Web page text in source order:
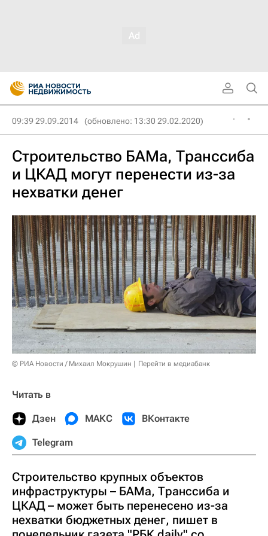
09:39 29.09.2014 (обновлено: 13:30 29.02.2020)
Строительство БАМа, Транссиба
и ЦКАД могут перенести из-за
нехватки денег
© РИА Новости / Михаил Мокрушин Перейти в медиабанк
Читать в
Дзен МАКС ВКонтакте
Telegram
Строительство крупных объектов
инфраструктуры – БАМа, Транссиба и
ЦКАД – может быть перенесено из-за
нехватки бюджетных денег, пишет в